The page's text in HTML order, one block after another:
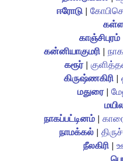
ஈரோடு|
காஞ்சிபுரம்
கன்னியாகுமரி|
கரூர்|
கிருஷ்ணகிரி|
மதுரை|
நாகப்பட்டினம் |
நாமக்கல் |
நீலகிரி |